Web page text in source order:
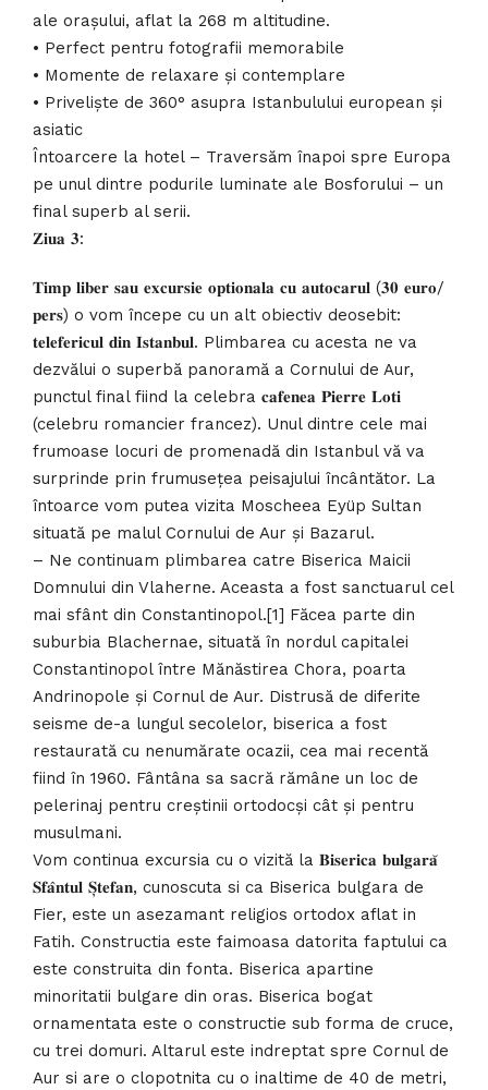
ale orașului, aflat la 268 m altitudine.
• Perfect pentru fotografii memorabile
• Momente de relaxare și contemplare
• Priveliște de 360° asupra Istanbulului european și
asiatic
Întoarcere la hotel – Traversăm înapoi spre Europa
pe unul dintre podurile luminate ale Bosforului – un
final superb al serii.
𝐙𝐢𝐮𝐚 𝟑:
𝐓𝐢𝐦𝐩 𝐥𝐢𝐛𝐞𝐫 𝐬𝐚𝐮 𝐞𝐱𝐜𝐮𝐫𝐬𝐢𝐞 𝐨𝐩𝐭𝐢𝐨𝐧𝐚𝐥𝐚 𝐜𝐮 𝐚𝐮𝐭𝐨𝐜𝐚𝐫𝐮𝐥 (𝟑𝟎 𝐞𝐮𝐫𝐨/
𝐩𝐞𝐫𝐬) o vom începe cu un alt obiectiv deosebit:
𝐭𝐞𝐥𝐞𝐟𝐞𝐫𝐢𝐜𝐮𝐥 𝐝𝐢𝐧 𝐈𝐬𝐭𝐚𝐧𝐛𝐮𝐥. Plimbarea cu acesta ne va
dezvălui o superbă panoramă a Cornului de Aur,
punctul final fiind la celebra 𝐜𝐚𝐟𝐞𝐧𝐞𝐚 𝐏𝐢𝐞𝐫𝐫𝐞 𝐋𝐨𝐭𝐢
(celebru romancier francez). Unul dintre cele mai
frumoase locuri de promenadă din Istanbul vă va
surprinde prin frumusețea peisajului încântător. La
întoarce vom putea vizita Moscheea Eyüp Sultan
situată pe malul Cornului de Aur și Bazarul.
– Ne continuam plimbarea catre Biserica Maicii
Domnului din Vlaherne. Aceasta a fost sanctuarul cel
mai sfânt din Constantinopol.[1] Făcea parte din
suburbia Blachernae, situată în nordul capitalei
Constantinopol între Mănăstirea Chora, poarta
Andrinopole și Cornul de Aur. Distrusă de diferite
seisme de-a lungul secolelor, biserica a fost
restaurată cu nenumărate ocazii, cea mai recentă
fiind în 1960. Fântâna sa sacră rămâne un loc de
pelerinaj pentru creștinii ortodocși cât și pentru
musulmani.
Vom continua excursia cu o vizită la 𝐁𝐢𝐬𝐞𝐫𝐢𝐜𝐚 𝐛𝐮𝐥𝐠𝐚𝐫𝐚̆
𝐒𝐟𝐚̂𝐧𝐭𝐮𝐥 𝐒̦𝐭𝐞𝐟𝐚𝐧, cunoscuta si ca Biserica bulgara de
Fier, este un asezamant religios ortodox aflat in
Fatih. Constructia este faimoasa datorita faptului ca
este construita din fonta. Biserica apartine
minoritatii bulgare din oras. Biserica bogat
ornamentata este o constructie sub forma de cruce,
cu trei domuri. Altarul este indreptat spre Cornul de
Aur si are o clopotnita cu o inaltime de 40 de metri,